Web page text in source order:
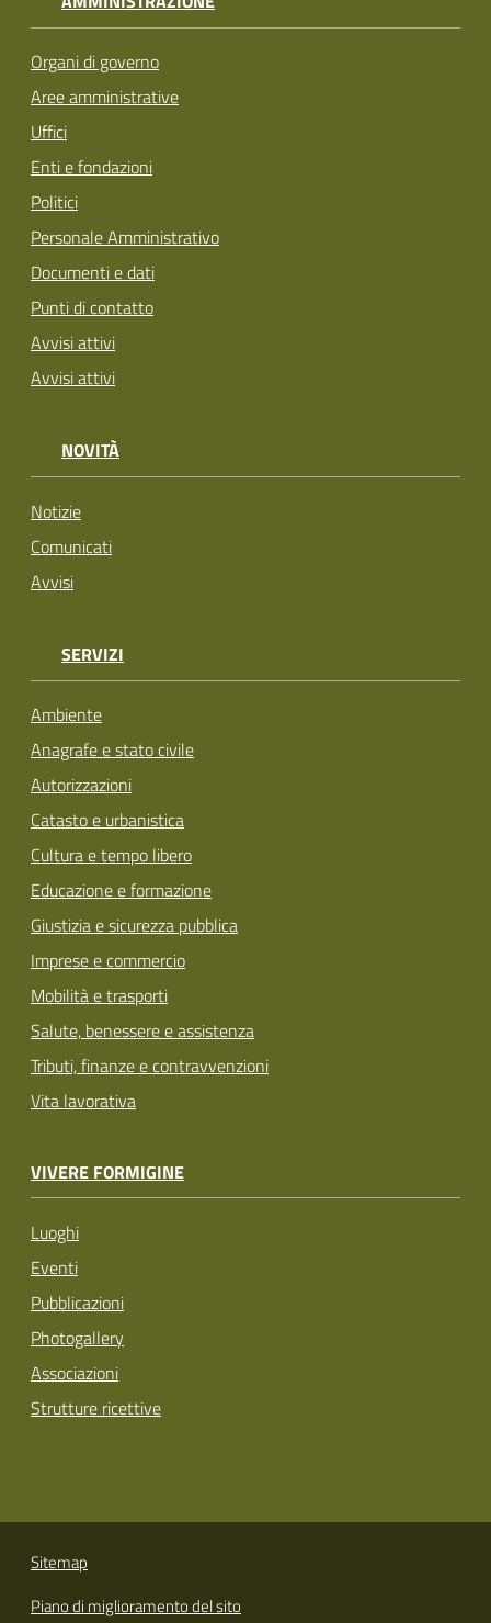
Organi di governo
Aree amministrative
Uffici
Enti e fondazioni
Politici
Personale Amministrativo
Documenti e dati
Punti di contatto
Avvisi attivi
Avvisi attivi
NOVITÀ
Notizie
Comunicati
Avvisi
SERVIZI
Ambiente
Anagrafe e stato civile
Autorizzazioni
Catasto e urbanistica
Cultura e tempo libero
Educazione e formazione
Giustizia e sicurezza pubblica
Imprese e commercio
Mobilità e trasporti
Salute, benessere e assistenza
Tributi, finanze e contravvenzioni
Vita lavorativa
VIVERE FORMIGINE
Luoghi
Eventi
Pubblicazioni
Photogallery
Associazioni
Strutture ricettive
Sitemap
Piano di miglioramento del sito